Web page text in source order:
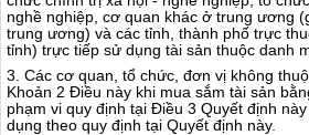
nghề nghiệp, cơ quan khác ở trung ương
trung ương) và các tỉnh, thành phố trực
tỉnh) trực tiếp sử dụng tài sản thuộc danh
3. Các cơ quan, tổ chức, đơn vị không
Khoản 2 Điều này khi mua sắm tài sản
phạm vi quy định tại Điều 3 Quyết định
dụng theo quy định tại Quyết định này.